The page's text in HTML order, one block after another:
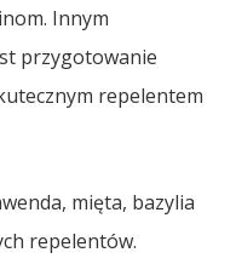
Innym
przygotowanie
repelentem
mięta, bazylia
repelentów.